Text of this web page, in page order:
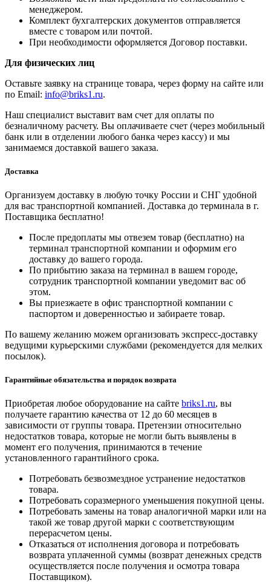
менеджером.
Комплект бухгалтерских документов отправляется
вместе с товаром или почтой.
При необходимости оформляется Договор поставки.
Для физических лиц
Оставьте заявку на странице товара, через форму на сайте или
по Email: info@briks1.ru.
Наш специалист выставит вам счет для оплаты по
безналичному расчету. Вы оплачиваете счет (через мобильный
банк или в отделении любого банка через кассу) и мы
занимаемся доставкой вашего заказа.
Доставка
Организуем доставку в любую точку России и СНГ удобной
для вас транспортной компанией. Доставка до терминала в г.
Поставщика бесплатно!
После предоплаты мы отвезем товар (бесплатно) на
терминал транспортной компании и оформим его
доставку до вашего города.
По прибытию заказа на терминал в вашем городе,
сотрудник транспортной компании уведомит вас об
этом.
Вы приезжаете в офис транспортной компании с
паспортом и доверенностью и забираете товар.
По вашему желанию можем организовать экспресс-доставку
ведущими курьерскими службами (рекомендуется для мелких
посылок).
Гарантийные обязательства и порядок возврата
Приобретая любое оборудование на сайте briks1.ru, вы
получаете гарантию качества от 12 до 60 месяцев в
зависимости от группы товара. Претензии относительно
недостатков товара, которые не могли быть выявлены в
момент его получения, принимаются в течение
установленного гарантийного срока.
Потребовать безвозмездное устранение недостатков
товара.
Потребовать соразмерного уменьшения покупной цены.
Потребовать замены на товар аналогичной марки или на
такой же товар другой марки с соответствующим
перерасчетом цены.
Отказаться от исполнения договора и потребовать
возврата уплаченной суммы (возврат денежных средств
осуществляется после получения и осмотра товара
Поставщиком).